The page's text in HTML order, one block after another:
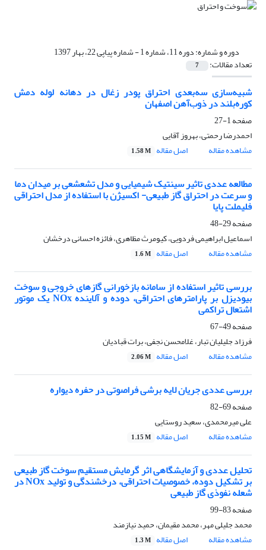
دوره و شماره:دوره 11، شماره 1 - شماره پیاپی 22، بهار 1397
تعداد مقالات: 7
شبیه‌سازی سه‌بعدی احتراق پودر زغال در دهانه لوله دمش
کوره‌بلند در ذوب‌آهن اصفهان
صفحه1-27
احمدرضا رحمتی، بهروز آقایی
مشاهده مقاله
اصل مقاله 1.58 M
مطالعه عددی تاثیر سینتیک شیمیایی و مدل تشعشعی بر میدان دما
و سرعت در احتراق گاز طبیعی- اکسیژن با استفاده از مدل احتراقی
فلیملت پایا
صفحه29-48
اسماعیل ابراهیمی فردویی، کیومرث مظاهری، فائزه احسانی درخشان
مشاهده مقاله
اصل مقاله 1.6 M
بررسی تاثیر استفاده از سامانه بازخورانی گازهای خروجی و سوخت
بیودیزل بر پارامترهای احتراقی، دوده و آلاینده NOx یک موتور
اشتعال تراکمی
صفحه49-67
فرزاد جلیلیان تبار، غلامحسن نجفی، برات قبادیان
مشاهده مقاله
اصل مقاله 2.06 M
بررسی عددی جریان لایه برشی فراصوتی در حفره دیواره
صفحه69-82
علی میرمحمدی، سعید روستایی
مشاهده مقاله
اصل مقاله 1.15 M
تحلیل عددی و آزمایشگاهی اثر گرمایش مستقیم سوخت گاز طبیعی
بر تشکیل دوده، خصوصیات احتراقی، درخشندگی و تولید NOx در
شعله نفوذی گاز طبیعی
صفحه83-99
محمد جلیلی مهر، محمد مقیمان، حمید نیازمند
مشاهده مقاله
اصل مقاله 1.3 M